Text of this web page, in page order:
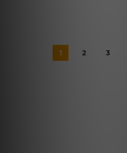
1 2 3